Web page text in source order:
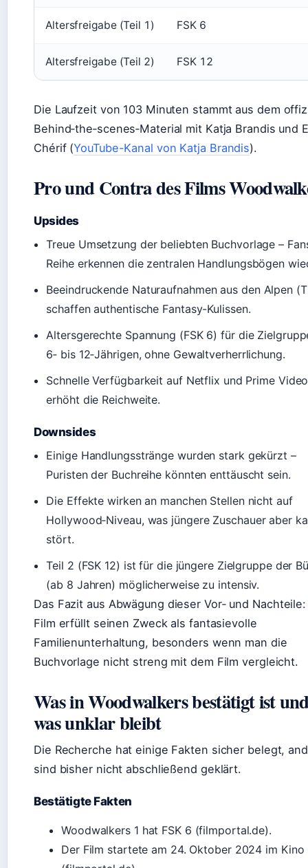
Altersfreigabe (Teil 1) FSK 6
Altersfreigabe (Teil 2) FSK 12
Die Laufzeit von 103 Minuten stammt aus dem
Behind‑the‑scenes‑Material mit Katja Brandis und
Chérif (YouTube-Kanal von Katja Brandis).
Pro und Contra des Films
Upsides
Treue Umsetzung der beliebten Buchvorlage –
Reihe erkennen die zentralen Handlungsbögen
Beeindruckende Naturaufnahmen aus den Alpen
schaffen authentische Fantasy-Kulissen.
Altersgerechte Spannung (FSK 6) für die
6‑ bis 12‑Jährigen, ohne Gewaltverherrlichung.
Schnelle Verfügbarkeit auf Netflix und Prime Video
erhöht die Reichweite.
Downsides
Einige Handlungsstränge wurden stark gekürzt –
Puristen der Buchreihe könnten enttäuscht sein.
Die Effekte wirken an manchen Stellen nicht auf
Hollywood‑Niveau, was jüngere Zuschauer aber
stört.
Teil 2 (FSK 12) ist für die jüngere Zielgruppe der
(ab 8 Jahren) möglicherweise zu intensiv.
Das Fazit aus Abwägung dieser Vor‑ und
Film erfüllt seinen Zweck als fantasievolle
Familienunterhaltung, besonders wenn man die
Buchvorlage nicht streng mit dem Film vergleicht.
Was in Woodwalkers bestätigt ist
was unklar bleibt
Die Recherche hat einige Fakten sicher belegt,
sind bisher nicht abschließend geklärt.
Bestätigte Fakten
Woodwalkers 1 hat FSK 6 (filmportal.de).
Der Film startete am 24. Oktober 2024 im Kino